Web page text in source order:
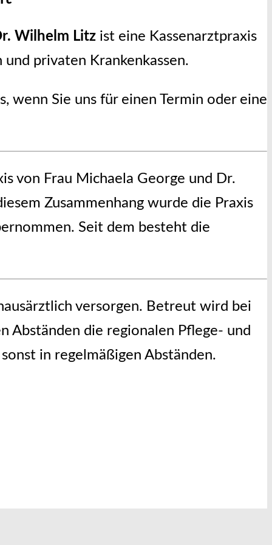
Wilhelm Litz ist eine Kassenarztpraxis
privaten Krankenkassen.
wenn Sie uns für einen Termin oder eine
von Frau Michaela George und Dr.
Zusammenhang wurde die Praxis
Seit dem besteht die
versorgen. Betreut wird bei
Abständen die regionalen Pflege- und
in regelmäßigen Abständen.